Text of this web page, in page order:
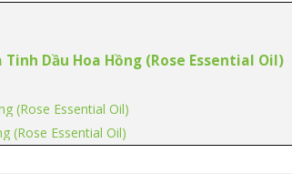
Dầu Hoa Hồng (Rose Essential Oil)
(Rose Essential Oil)
(Rose Essential Oil)